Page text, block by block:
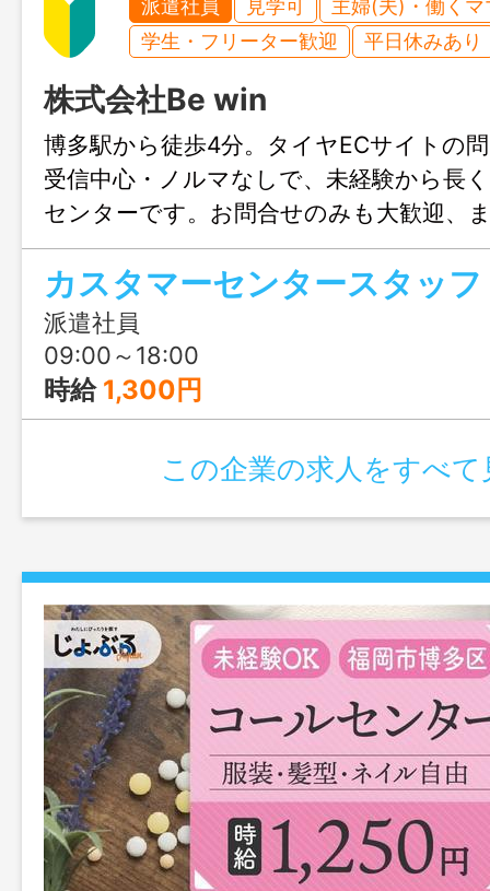
派遣社員 見学可
主婦(夫)・働くマ
学生・フリーター歓迎
平日休みあり
株式会社Be win
博多駅から徒歩4分。タイヤECサイトの
受信中心・ノルマなしで、未経験から長
センターです。お問合せのみも大歓迎、
福岡までお気軽にご連絡ください。
カスタマーセンタースタッフ
派遣社員
09:00～18:00
時給 1,300円
この企業の求人をすべて